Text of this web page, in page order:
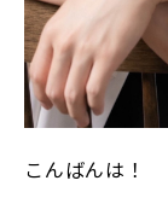
こんばんは！